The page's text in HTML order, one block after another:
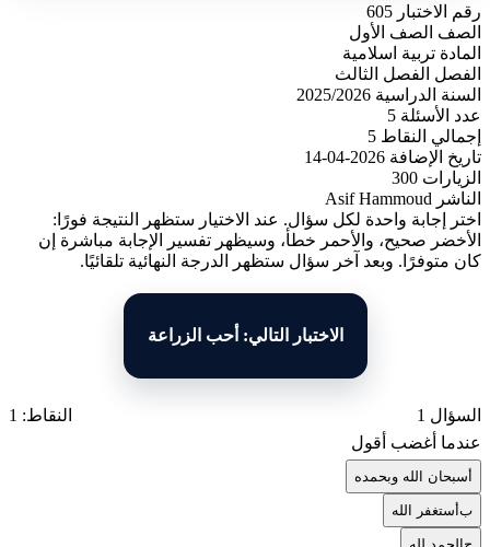
رقم الاختبار 605
الصف
الصف الأول
المادة تربية اسلامية
الفصل
الفصل الثالث
السنة الدراسية 2025/2026
عدد الأسئلة 5
إجمالي النقاط 5
تاريخ الإضافة 2026-04-14
الزيارات 300
الناشر Asif Hammoud
اختر إجابة واحدة لكل سؤال. عند الاختيار ستظهر النتيجة فورًا:
الأخضر صحيح، والأحمر خطأ، وسيظهر تفسير الإجابة مباشرة إن
كان متوفرًا. وبعد آخر سؤال ستظهر الدرجة النهائية تلقائيًا.
الاختبار التالي: أحب الزراعة
السؤال 1
النقاط: 1
عندما أغضب أقول
سبحان الله وبحمده
بأستغفر الله